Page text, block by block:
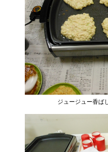
ジュージュー香ば